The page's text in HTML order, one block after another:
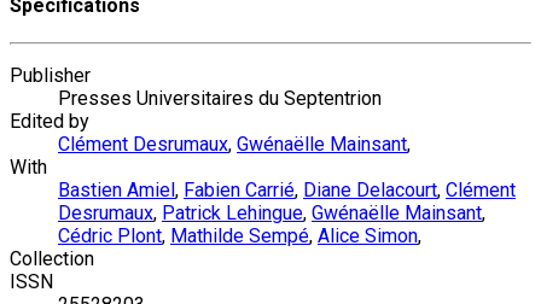
Specifications
Publisher
Presses Universitaires du Septentrion
Edited by
Clément Desrumaux, Gwénaëlle Mainsant,
With
Bastien Amiel , Fabien Carrié, Diane Delacourt, Clément
Desrumaux, Patrick Lehingue, Gwénaëlle Mainsant,
Cédric Plont, Mathilde Sempé, Alice Simon,
Collection
ISSN